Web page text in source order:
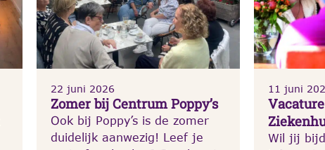
22 juni 2026
Zomer bij Centrum Poppy’s
Ook bij Poppy’s is de zomer
duidelijk aanwezig! Leef je
11 juni
Wil jij